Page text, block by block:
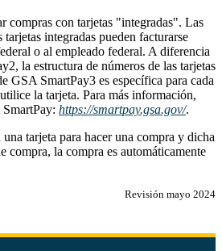
compras con tarjetas "integradas". Las
integradas pueden facturarse
o al empleado federal. A diferencia
la estructura de números de las tarjetas
GSA SmartPay3 es específica para cada
la tarjeta. Para más información,
https://smartpay.gsa.gov/.
tarjeta para hacer una compra y dicha
compra, la compra es automáticamente
Revisión mayo 2024